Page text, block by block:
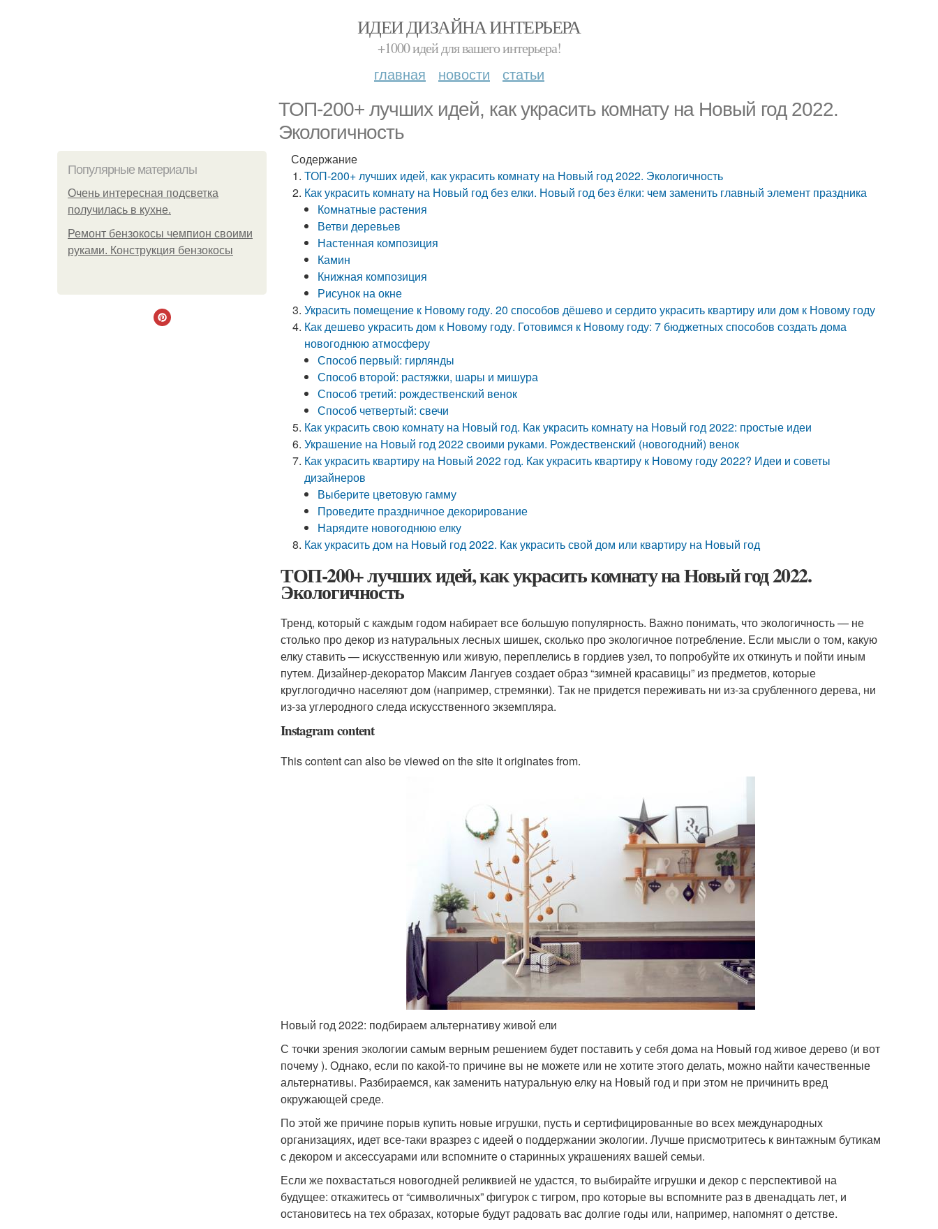
ИДЕИ ДИЗАЙНА ИНТЕРЬЕРА
+1000 идей для вашего интерьера!
главная новости статьи
ТОП-200+ лучших идей, как украсить комнату на Новый год 2022.
Экологичность
Популярные материалы
Очень интересная подсветка
получилась в кухне.
Ремонт бензокосы чемпион своими
руками. Конструкция бензокосы
Содержание
ТОП-200+ лучших идей, как украсить комнату на Новый год 2022. Экологичность
Как украсить комнату на Новый год без елки. Новый год без ёлки: чем заменить главный элемент праздника
Комнатные растения
Ветви деревьев
Настенная композиция
Камин
Книжная композиция
Рисунок на окне
Украсить помещение к Новому году. 20 способов дёшево и сердито украсить квартиру или дом к Новому году
Как дешево украсить дом к Новому году. Готовимся к Новому году: 7 бюджетных способов создать дома
новогоднюю атмосферу
Способ первый: гирлянды
Способ второй: растяжки, шары и мишура
Способ третий: рождественский венок
Способ четвертый: свечи
Как украсить свою комнату на Новый год. Как украсить комнату на Новый год 2022: простые идеи
Украшение на Новый год 2022 своими руками. Рождественский (новогодний) венок
Как украсить квартиру на Новый 2022 год. Как украсить квартиру к Новому году 2022? Идеи и советы
дизайнеров
Выберите цветовую гамму
Проведите праздничное декорирование
Нарядите новогоднюю елку
Как украсить дом на Новый год 2022. Как украсить свой дом или квартиру на Новый год
ТОП-200+ лучших идей, как украсить комнату на Новый год 2022.
Экологичность
Тренд, который с каждым годом набирает все большую популярность. Важно понимать, что экологичность — не
столько про декор из натуральных лесных шишек, сколько про экологичное потребление. Если мысли о том, какую
елку ставить — искусственную или живую, переплелись в гордиев узел, то попробуйте их откинуть и пойти иным
путем. Дизайнер-декоратор Максим Лангуев создает образ “зимней красавицы” из предметов, которые
круглогодично населяют дом (например, стремянки). Так не придется переживать ни из-за срубленного дерева, ни
из-за углеродного следа искусственного экземпляра.
Instagram content
This content can also be viewed on the site it originates from.
Новый год 2022: подбираем альтернативу живой ели
С точки зрения экологии самым верным решением будет поставить у себя дома на Новый год живое дерево (и вот
почему ). Однако, если по какой-то причине вы не можете или не хотите этого делать, можно найти качественные
альтернативы. Разбираемся, как заменить натуральную елку на Новый год и при этом не причинить вред
окружающей среде.
По этой же причине порыв купить новые игрушки, пусть и сертифицированные во всех международных
организациях, идет все-таки вразрез с идеей о поддержании экологии. Лучше присмотритесь к винтажным бутикам
с декором и аксессуарами или вспомните о старинных украшениях вашей семьи.
Если же похвастаться новогодней реликвией не удастся, то выбирайте игрушки и декор с перспективой на
будущее: откажитесь от “символичных” фигурок с тигром, про которые вы вспомните раз в двенадцать лет, и
остановитесь на тех образах, которые будут радовать вас долгие годы или, например, напомнят о детстве.